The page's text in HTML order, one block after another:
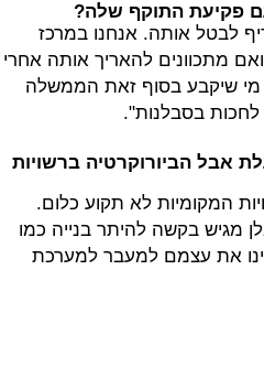
- עדיף לבטל אותה. אנחנו במרכז
מתכוונים להאריך אותה אחרי
מי שיקבע בסוף זאת הממשלה
בסבלנות".
אבל הביורוקרטיה ברשויות
המקומיות לא תקוע כלום.
מגיש בקשה להיתר בנייה כמו
את עצמם למעבר למערכת